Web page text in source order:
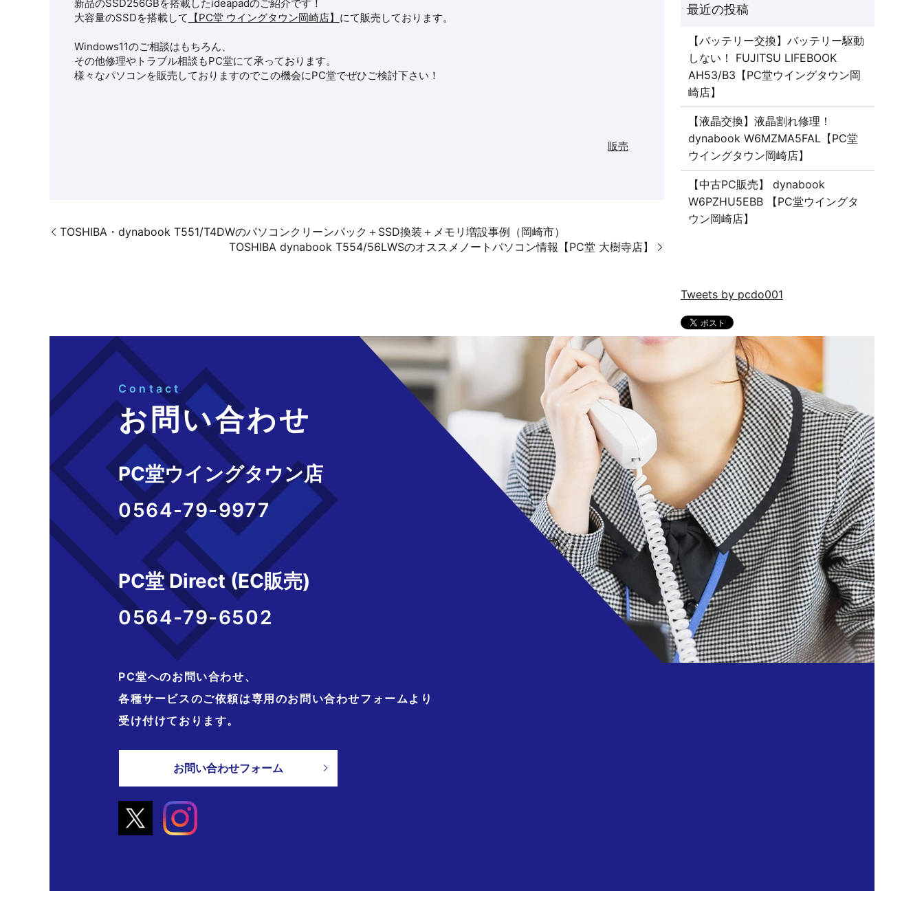
新品のSSD256GBを搭載したideapadのご紹介です！
大容量のSSDを搭載して 【PC堂 ウイングタウン岡崎店】 にて販売しております。
Windows11のご相談はもちろん、
その他修理やトラブル相談もPC堂にて承っております。
様々なパソコンを販売しておりますのでこの機会にPC堂でぜひご検討下さい！
販売
TOSHIBA・dynabook T551/T4DWのパソコンクリーンパック＋SSD換装＋メモリ増設事例（岡崎市）
TOSHIBA dynabook T554/56LWSのオススメノートパソコン情報【PC堂 大樹寺店】
【バッテリー交換】バッテリー駆動
しない！ FUJITSU LIFEBOOK
AH53/B3【PC堂ウイングタウン岡
崎店】
【液晶交換】液晶割れ修理！
dynabook W6MZMA5FAL【PC堂
ウイングタウン岡崎店】
【中古PC販売】 dynabook
W6PZHU5EBB 【PC堂ウイングタ
ウン岡崎店】
Tweets by pcdo001
Contact
お問い合わせ
PC堂ウイングタウン店
0564-79-9977
PC堂 Direct (EC販売)
0564-79-6502
PC堂へのお問い合わせ、
各種サービスのご依頼は専用のお問い合わせフォームより
受け付けております。
お問い合わせフォーム